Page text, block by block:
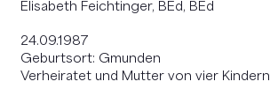
Elisabeth Feichtinger, BEd, BEd
24.09.1987
Geburtsort: Gmunden
Verheiratet und Mutter von vier Kindern